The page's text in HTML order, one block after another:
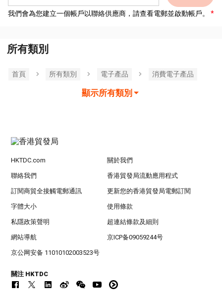
我們會為您建立一個帳戶以聯絡供應商，請查看電郵並啟動帳戶。
所有類別
首頁 所有類別 電子產品 消費電子產品
顯示所有類別
HKTDC.com 關於我們
聯絡我們 香港貿發局流動應用程式
訂閱商貿全接觸電郵通訊 更新您的香港貿發局電郵訂閱
字體大小 使用條款
私隱政策聲明 超連結條款及細則
網站導航 京ICP备09059244号
京公网安备 11010102003523号
關注 HKTDC